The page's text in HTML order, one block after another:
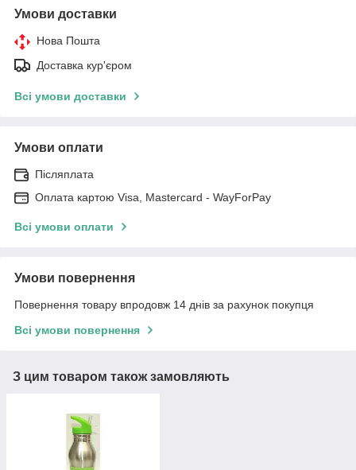
Умови доставки
Нова Пошта
Доставка кур'єром
Всі умови доставки
Умови оплати
Післяплата
Оплата картою Visa, Mastercard - WayForPay
Всі умови оплати
Умови повернення
Повернення товару впродовж 14 днів за рахунок покупця
Всі умови повернення
З цим товаром також замовляють